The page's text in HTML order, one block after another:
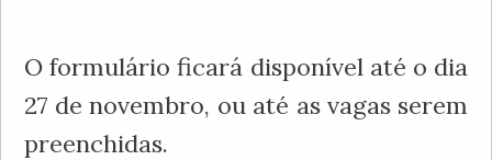
O formulário ficará disponível até o dia
27 de novembro, ou até as vagas serem
preenchidas.